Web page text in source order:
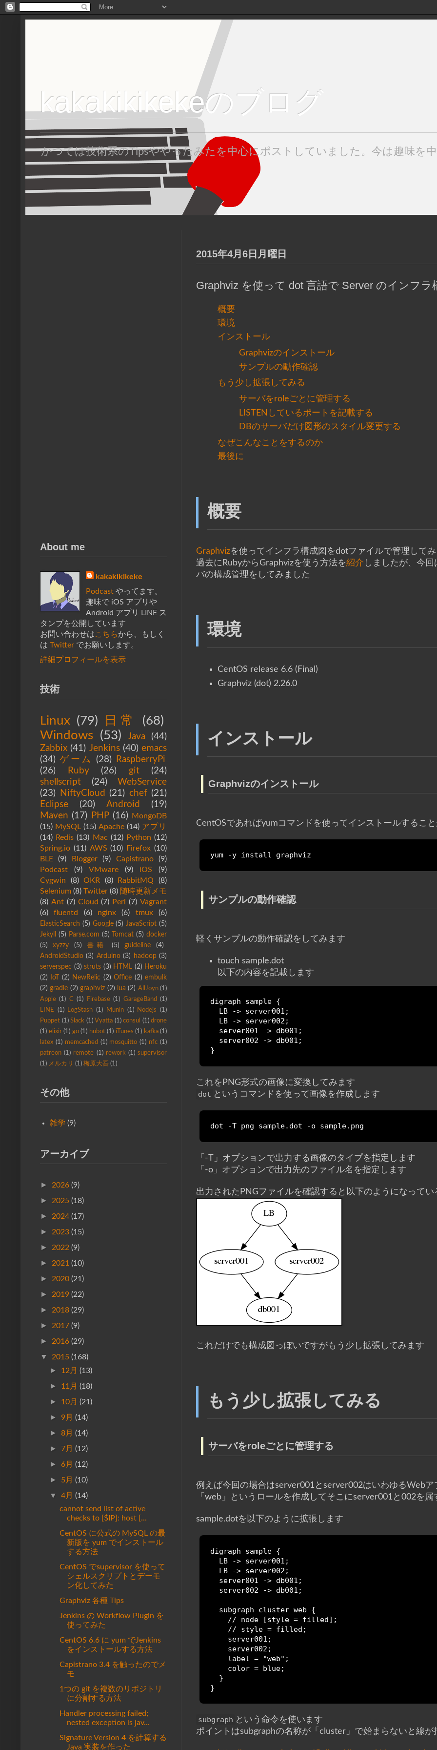
kakakikikekeのブログ
かつては技術系のTipsややったみたを中心にポストしていました。今は趣味を
2015年4月6日月曜日
Graphviz を使って dot 言語で Server のインフラ
概要
環境
インストール
Graphvizのインストール
サンプルの動作確認
もう少し拡張してみる
サーバをroleごとに管理する
LISTENしているポートを記載する
DBのサーバだけ図形のスタイル変更する
なぜこんなことをするのか
最後に
概要
Graphvizを使ってインフラ構成図をdotファイルで管理して
過去にRubyからGraphvizを使う方法を紹介 しましたが、今
バの構成管理をしてみました
環境
CentOS release 6.6 (Final)
Graphviz (dot) 2.26.0
インストール
Graphvizのインストール
CentOSであればyumコマンドを使ってインストールするこ
yum -y install graphviz
サンプルの動作確認
軽くサンプルの動作確認をしてみます
touch sample.dot
以下の内容を記載します
digraph sample {
  LB -> server001;
  LB -> server002;
  server001 -> db001;
  server002 -> db001;
}
これをPNG形式の画像に変換してみます
dot というコマンドを使って画像を作成します
dot -T png sample. dot -o sample. png
「-T」オプションで出力する画像のタイプを指定します
「-o」オプションで出力先のファイル名を指定します
出力されたPNGファイルを確認すると以下のようになってい
これだけでも構成図っぽいですがもう少し拡張してみます
もう少し拡張してみる
サーバをroleごとに管理する
例えば今回の場合はserver001とserver002はいわゆるWeb
「web」というロールを作成してそこにserver001と002を
sample.dotを以下のように拡張します
digraph sample {
  LB -> server001;
  LB -> server002;
  server001 -> db001;
  server002 -> db001;
  subgraph cluster_web {
    // node [style = filled];
    // style = filled;
    server001;
    server002;
    label = "web";
    color = blue;
  }
}
subgraph という命令を使います
ポイントはsubgraphの名称が「cluster」で始まらないと線が
About me
kakakikikeke
Podcast やってます。
趣味で iOS アプリや
Android アプリ LINE ス
タンプを公開しています
お問い合わせはこちらから、もしく
は Twitter でお願いします。
詳細プロフィールを表示
技術
Linux (79) 日常
(68)
Windows (53) Java
(44)
Zabbix (41) Jenkins (40) emacs
(34) ゲーム (28)
RaspberryPi
(26)
Ruby (26) git
(24)
shellscript
(24)
WebService
(23)
NiftyCloud (21) chef (21)
Eclipse
(20) Android
(19)
Maven (17) PHP (16) MongoDB
(15) MySQL (15) Apache (14) アプリ
(14) Redis (13) Mac (12) Python (12)
Spring.io (11) AWS (10) Firefox (10)
BLE
(9) Blogger (9) Capistrano
(9)
Podcast
(9) VMware (9) iOS
(9)
Cygwin
(8) OKR (8) RabbitMQ
(8)
Selenium (8) Twitter (8) 随時更新メモ
(8) Ant (7) Cloud (7) Perl (7) Vagrant
(6)
fluentd (6) nginx (6) tmux (6)
ElasticSearch (5) Google (5) JavaScript (5)
Jekyll
(5) Parse.com (5) Tomcat (5) docker
(5)
xyzzy (5) 書籍 (5) guideline
(4)
AndroidStudio (3) Arduino (3) hadoop (3)
serverspec (3) struts (3) HTML (2) Heroku
(2)
IoT (2) NewRelic (2) Office (2) embulk
(2) gradle (2) graphviz (2) lua (2) AllJoyn (1)
Apple (1) C (1) Firebase (1) GarageBand
(1)
LINE
(1) LogStash (1) Munin (1) Nodejs
(1)
Puppet (1) Slack (1) Vyatta (1) consul (1) drone
(1) elixir (1) go (1) hubot (1) iTunes (1) kafka (1)
latex (1) memcached (1) mosquitto (1) nfc (1)
patreon (1) remote (1) rework (1) supervisor
(1) メルカリ (1) 梅原大吾 (1)
その他
雑学 (9)
アーカイブ
► 2026 (9)
► 2025 (18)
► 2024 (17)
► 2023 (15)
► 2022 (9)
► 2021 (10)
► 2020 (21)
► 2019 (22)
► 2018 (29)
► 2017 (9)
► 2016 (29)
▼ 2015 (168)
► 12月 (13)
► 11月 (18)
► 10月 (21)
► 9月 (14)
►8月 (14)
► 7月 (12)
► 6月 (12)
► 5月 (10)
▼ 4月 (14)
cannot send list of active
checks to [$IP]: host [...
CentOS に公式の MySQL の最
新版を yum でインストール
する方法
CentOS でsupervisor を使って
シェルスクリプトとデーモ
ン化してみた
Graphviz 各種 Tips
Jenkins の Workflow Plugin を
使ってみた
CentOS 6.6 に yum でJenkins
をインストールする方法
Capistrano 3.4 を触ったのでメ
モ
1つの git を複数のリポジトリ
に分割する方法
Handler processing failed;
nested exception is jav...
Signature Version 4 を計算する
Java 実装を作った